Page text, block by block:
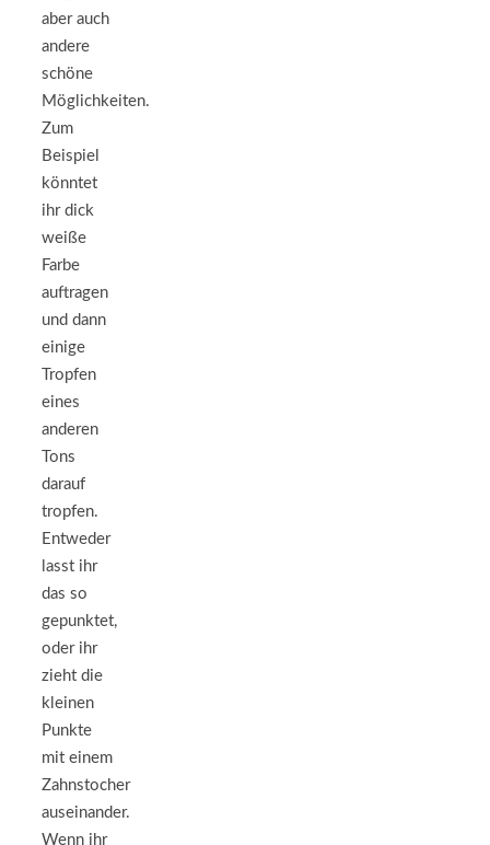
aber auch
andere
schöne
Möglichkeiten.
Zum
Beispiel
könntet
ihr dick
weiße
Farbe
auftragen
und dann
einige
Tropfen
eines
anderen
Tons
darauf
tropfen.
Entweder
lasst ihr
das so
gepunktet,
oder ihr
zieht die
kleinen
Punkte
mit einem
Zahnstocher
auseinander.
Wenn ihr